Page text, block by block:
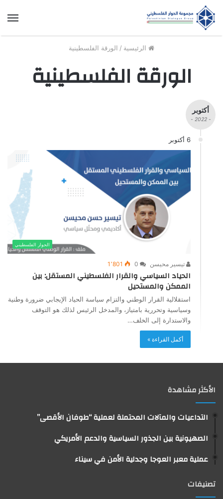
الرئيسية / الورقة الفلسطينية
الورقة الفلسطينية
أكتوبر
- 2022 -
6 أكتوبر
الحوار الفلسطيني
تيسير محيسن 0 1٬801
الحياد السياسي والقرار الفلسطيني المستقل: بين
الممكن والمستحيل
استقلالية القرار الوطني والتزام سياسة الحياد الإيجابي ضرورة وطنية
وسياسية وتحررية بامتياز، والمدخل الرئيس لذلك هو التوقف
والاستدارة إلى الخلف…
أكمل القراءة »
الأكثر مشاهدة
التداعيات والمآلات المحتملة لعملية “طوفان الأقصى”
الصهيونية بين الجذور السياسية والدعم الأمريكي
عملية معبر العوجا وجدلية الأمن في سيناء
تصنيفات